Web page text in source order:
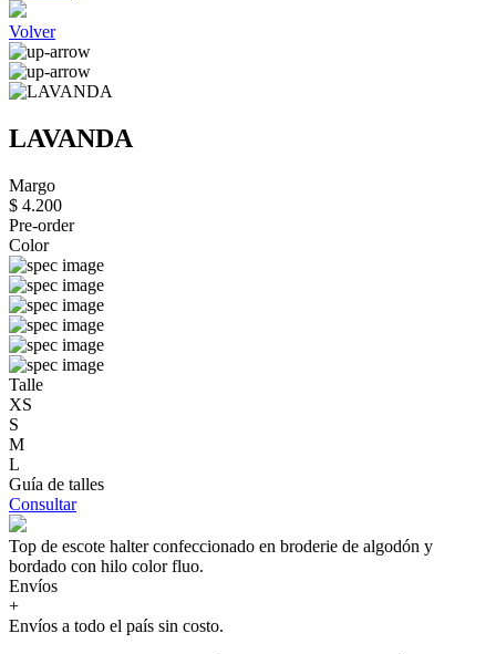
Volver
LAVANDA
Margo
$ 4.200
Pre-order
Color
Talle
XS
S
M
L
Guía de talles
Consultar
Top de escote halter confeccionado en broderie de algodón y
bordado con hilo color fluo.
Envíos
+
Envíos a todo el país sin costo.